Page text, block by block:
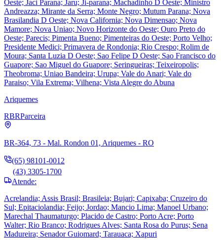
Oeste; Jaci Parana; Jaru; Ji-parana; Machadinho D Oeste; Ministro
Andreazza; Mirante da Serra; Monte Negro; Mutum Parana; Nova
Brasilandia D Oeste; Nova California; Nova Dimensao; Nova
Mamore; Nova Uniao; Novo Horizonte do Oeste; Ouro Preto do
Oeste; Parecis; Pimenta Bueno; Pimenteiras do Oeste; Porto Velho;
Presidente Medici; Primavera de Rondonia; Rio Crespo; Rolim de
Moura; Santa Luzia D Oeste; Sao Felipe D Oeste; Sao Francisco do
Guapore; Sao Miguel do Guapore; Seringueiras; Teixeiropolis;
Theobroma; Uniao Bandeira; Urupa; Vale do Anari; Vale do
Paraiso; Vila Extrema; Vilhena; Vista Alegre do Abuna
Ariquemes
RBRParceira
BR-364, 73 - Mal. Rondon 01, Ariquemes - RO
(65) 98101-0012
(43) 3305-1700
Atende:
Acrelandia; Assis Brasil; Brasileia; Bujari; Capixaba; Cruzeiro do
Sul; Epitaciolandia; Feijo; Jordao; Mancio Lima; Manoel Urbano;
Marechal Thaumaturgo; Placido de Castro; Porto Acre; Porto
Walter; Rio Branco; Rodrigues Alves; Santa Rosa do Purus; Sena
Madureira; Senador Guiomard; Tarauaca; Xapuri